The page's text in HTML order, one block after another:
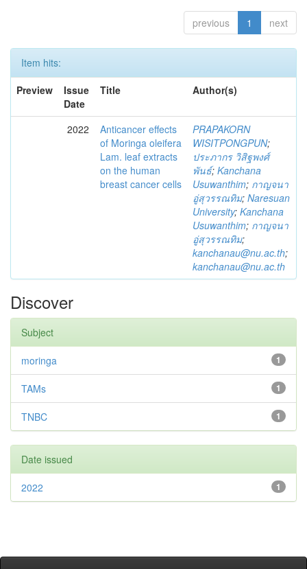
previous 1 next
Item hits:
Preview
Issue
Date
Title Author(s)
2022
Anticancer effects
of Moringa oleifera
Lam. leaf extracts
on the human
breast cancer cells
PRAPAKORN
WISITPONGPUN;
ประภากร วิสิฐพงศ์
พันธ์; Kanchana
Usuwanthim; กาญจนา
อู่สุวรรณทิม; Naresuan
University; Kanchana
Usuwanthim; กาญจนา
อู่สุวรรณทิม;
kanchanau@nu.ac.th;
kanchanau@nu.ac.th
Discover
Subject
1
moringa
1
TAMs
1
TNBC
Date issued
1
2022